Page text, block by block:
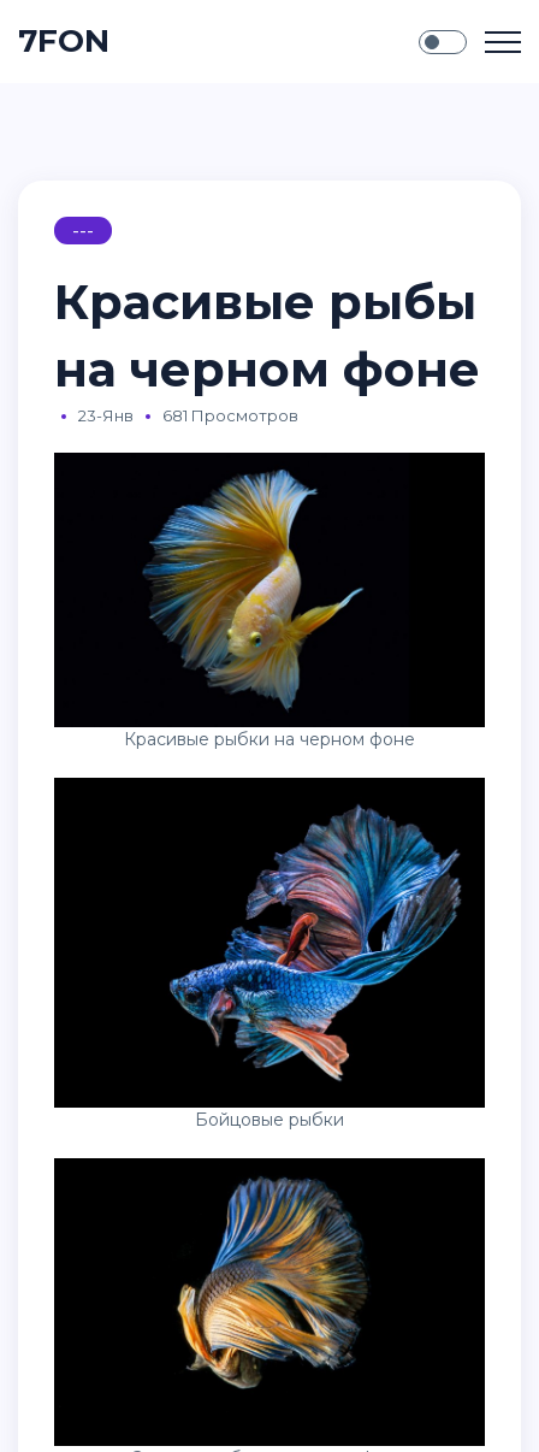
7FON
---
Красивые рыбы
на черном фоне
23-Янв 681 Просмотров
Красивые рыбки на черном фоне
Бойцовые рыбки